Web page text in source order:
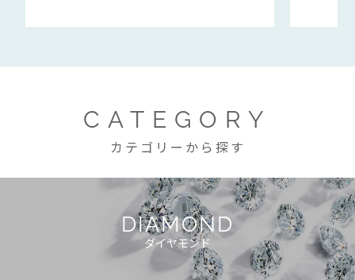
CATEGORY
カテゴリーから探す
DIAMOND
ダイヤモンド